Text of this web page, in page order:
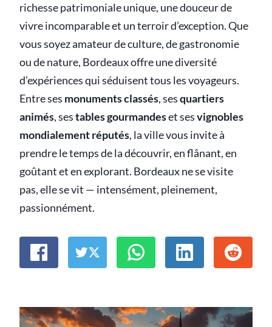
richesse patrimoniale unique, une douceur de
vivre incomparable et un terroir d’exception. Que
vous soyez amateur de culture, de gastronomie
ou de nature, Bordeaux offre une diversité
d’expériences qui séduisent tous les voyageurs.
Entre ses monuments classés, sesquartiers
animés, sestables gourmandeset sesvignobles
mondialement réputés, la ville vous invite à
prendre le temps de la découvrir, en flânant, en
goûtant et en explorant. Bordeaux ne se visite
pas, elle se vit — intensément, pleinement,
passionnément.